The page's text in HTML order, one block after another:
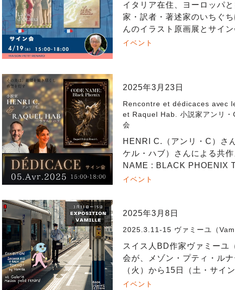
イタリア在住、ヨーロッパ
家・訳者・著述家のいちぐ
んのイラスト原画展とサイ
期間ですが行いますので、是
イベント
2025年3月23日
Rencontre et dédicaces avec
et Raquel Hab. 小説家アンリ・
会
HENRI C.（アンリ・C）さ
ケル・ハブ）さんによる共
NAME : BLACK PHOENIX
イベント
2025年3月8日
2025.3.11-15 ヴァミーユ（
スイス人BD作家ヴァミーユ
会が、メゾン・プティ・ル
（火）から15日（土・サイ
ます。東京での3ヶ月間、日
イベント